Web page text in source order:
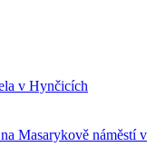
v Hynčicích
Masarykově náměstí v